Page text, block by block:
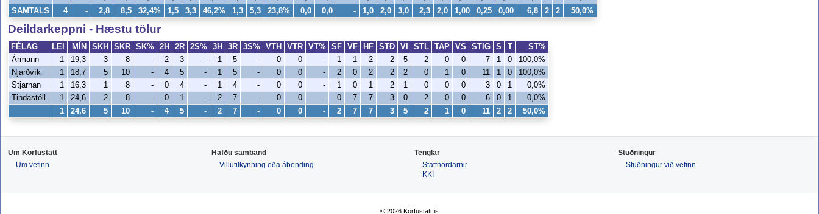
SAMTALS 4 - 2,8 8,5 32,4% 1,5 3,3 46,2% 1,3 5,3 23,8% 0,0 0,0 - 1,0 2,0 3,0 2,3 2,0 1,00 0,25 0,00 6,8 2 2 50,0%
Deildarkeppni - Hæstu tölur
FÉLAG LEI MÍN SKH SKR SK% 2H 2R 2S% 3H 3R 3S% VTH VTR VT% SF VF HF STÐ VI STL TAP VS STIG S T
ST%
Ármann
1 19,3 3 8 - 2 3 - 1 5 - 0 0 - 1 1 2 2 5 2 0 0 7 1 0
100,0%
Njarðvík
1 18,7 5 10 - 4 5 - 1 5 - 0 0 - 2 0 2 2 2 0 1 0 11 1 0
100,0%
Stjarnan
1 16,3 1 8 - 0 4 - 1 4 - 0 0 - 1 0 1 2 1 0 0 0 3 0 1
0,0%
Tindastóll
1 24,6 2 8 - 0 1 - 2 7 - 0 0 - 0 7 7 3 0 2 0 0 6 0 1 0,0%
1 24,6 5 10 - 4 5 - 2 7 - 0 0 - 2 7 7 3 5 2 1 0 11 2 2 50,0%
Um Körfustatt
Um vefinn
Hafðu samband
Villutilkynning eða ábending
Tenglar
Stattnördarnir
KKÍ
Stuðningur
Stuðningur við vefinn
© 2026 Körfustatt.is